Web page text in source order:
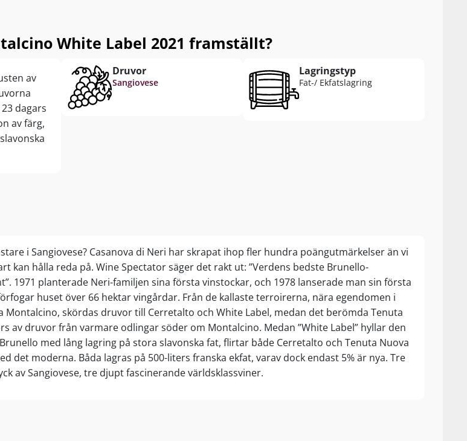
White Label 2021 framställt?
av
dagars
av färg,
Druvor
Sangiovese
Lagringstyp
Fat-/ Ekfatslagring
i Sangiovese? Casanova di Neri har skrapat ihop fler hundra poängutmärkelser än vi
kan hålla reda på. Wine Spectator säger det rakt ut: ”Verdens bedste Brunello-
1971 planterade Neri-familjen sina första vinstockar, och 1978 lanserade man sin första
huset över 66 hektar vingårdar. Från de kallaste terroirerna, nära egendomen i
Montalcino, skördas druvor till Cerretalto och White Label, medan det berömda Tenuta
av druvor från varmare odlingar söder om Montalcino. Medan ”White Label” hyllar den
med lång lagring på stora slavonska fat, flirtar både Cerretalto och Tenuta Nuova
det moderna. Båda lagras på 500-liters franska ekfat, varav dock endast 5% är nya. Tre
av Sangiovese, tre djupt fascinerande världsklassviner.